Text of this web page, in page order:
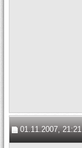
01.11.2007, 21:21